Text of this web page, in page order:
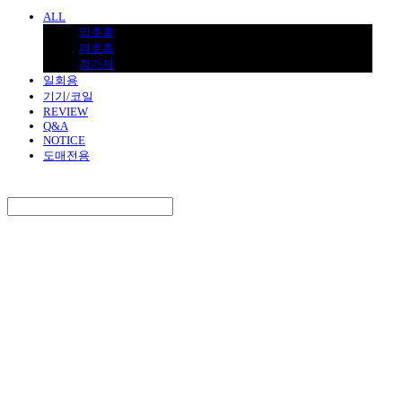
ALL
입호흡
폐호흡
첨가제
일회용
기기/코일
REVIEW
Q&A
NOTICE
도매전용